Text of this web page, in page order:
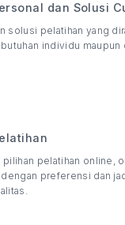
dan Solusi
solusi pelatihan yang
individu maupun
pilihan pelatihan online,
preferensi dan